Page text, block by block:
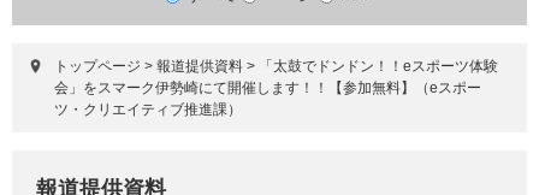
て
象
トップページ > 報道提供資料 >
「太鼓でドンドン！！eスポーツ体験
会」をスマーク伊勢崎にて開催します！！【参加無料】（eスポー
ツ・クリエイティブ推進課）
報道提供資料